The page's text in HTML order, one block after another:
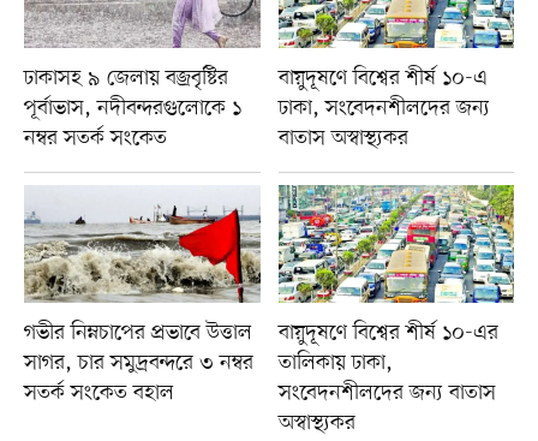
ঢাকাসহ ৯ জেলায় বজ্রবৃষ্টির
পূর্বাভাস, নদীবন্দরগুলোকে ১
নম্বর সতর্ক সংকেত
বায়ুদূষণে বিশ্বের শীর্ষ ১০-এ
ঢাকা, সংবেদনশীলদের জন্য
বাতাস অস্বাস্থ্যকর
গভীর নিম্নচাপের প্রভাবে উত্তাল
সাগর, চার সমুদ্রবন্দরে ৩ নম্বর
সতর্ক সংকেত বহাল
বায়ুদূষণে বিশ্বের শীর্ষ ১০-এর
তালিকায় ঢাকা,
সংবেদনশীলদের জন্য বাতাস
অস্বাস্থ্যকর